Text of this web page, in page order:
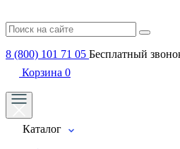
8 (800) 101 71 05 Бесплатный
Корзина 0
Каталог